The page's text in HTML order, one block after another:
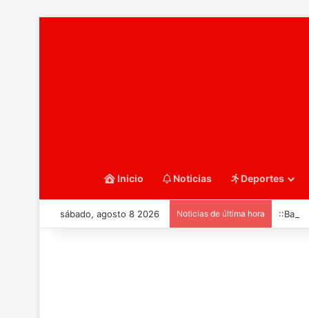
Inicio Noticias Deportes
sábado, agosto 8 2026 Noticias de última hora